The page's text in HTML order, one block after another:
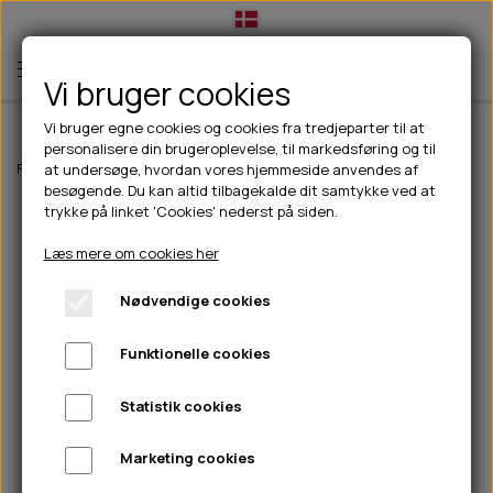
TIL HUND
💧FODER- VANDSKÅLE
CHICOPEE
GODBIDSTASKE
HALSBÅND
🦴 GODBIDDER & SNACKS
🍖 SMAGSVARIANTER
🎾 LEGETØJ
TÆNDER, ØRE, ØJE, POTER & NÆSE
🐾 UDSTYR & KOMFORT
TIL HUNDEEJER
DRIKKEFLASKER/TERMOFLASKER
HUER OG VANTER
PINEWOOD SALES
TIL KAT
TILBUD
NYHEDER
ABONNEMENT
Forside Til hunde Halsbånd, liner & seler Liner Flexi New Neon S
Vi bruger cookies
Vi bruger egne cookies og cookies fra tredjeparter til at
personalisere din brugeroplevelse, til markedsføring og til
at undersøge, hvordan vores hjemmeside anvendes af
besøgende. Du kan altid tilbagekalde dit samtykke ved at
trykke på linket 'Cookies' nederst på siden.
Læs mere om cookies her
Nødvendige cookies
Funktionelle cookies
Statistik cookies
Marketing cookies